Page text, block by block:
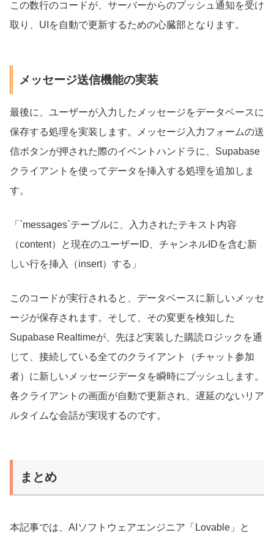
この数行のコードが、サーバーからのプッシュ通知を受け
取り、UIを自動で更新するための心臓部となります。
メッセージ送信機能の実装
最後に、ユーザーが入力したメッセージをデータベースに
保存する処理を実装します。メッセージ入力フォームの送
信ボタンが押された際のイベントハンドラに、Supabase
クライアントを使ってデータを挿入する処理を追加しま
す。
「`messages`テーブルに、入力されたテキスト内容
（content）と現在のユーザーID、チャンネルIDを含む新
しい行を挿入（insert）する」
このコードが実行されると、データベースに新しいメッセ
ージが保存されます。そして、その変更を検知した
Supabase Realtimeが、先ほど実装した購読ロジックを通
じて、接続している全てのクライアント（チャット参加
者）に新しいメッセージデータを瞬時にプッシュします。
各クライアントの画面が自動で更新され、遅延のないリア
ルタイムな会話が実現するのです。
まとめ
本記事では、AIソフトウェアエンジニア「Lovable」と